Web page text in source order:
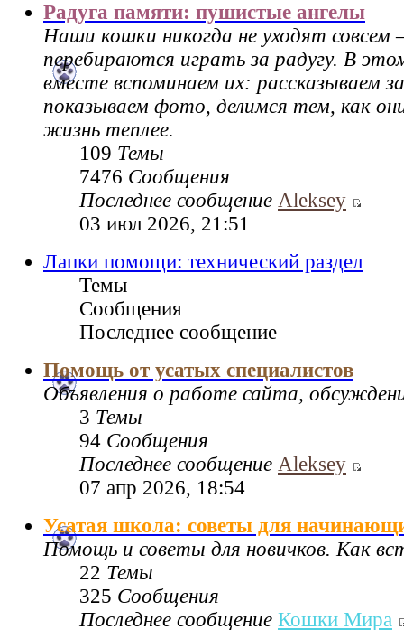
Радуга памяти: пушистые ангелы
Наши кошки никогда не уходят
перебираются играть за радугу. В
вместе вспоминаем их: рассказываем
показываем фото, делимся тем, как
жизнь теплее.
109 Темы
7476 Сообщения
Последнее сообщение Aleksey
03 июл 2026, 21:51
Лапки помощи: технический раздел
Темы
Сообщения
Последнее сообщение
Помощь от усатых специалистов
Объявления о работе сайта,
3 Темы
94 Сообщения
Последнее сообщение Aleksey
07 апр 2026, 18:54
Усатая школа: советы для
Помощь и советы для новичков. Как
22 Темы
325 Сообщения
Последнее сообщение Кошки Мира